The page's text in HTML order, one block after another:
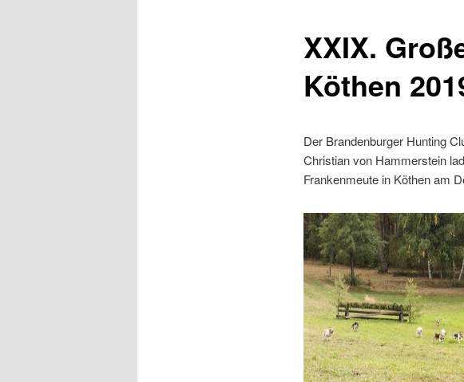
XXIX.
Köthen
Der Brandenburger Hunting
Christian von Hammerstein
Frankenmeute in Köthen am